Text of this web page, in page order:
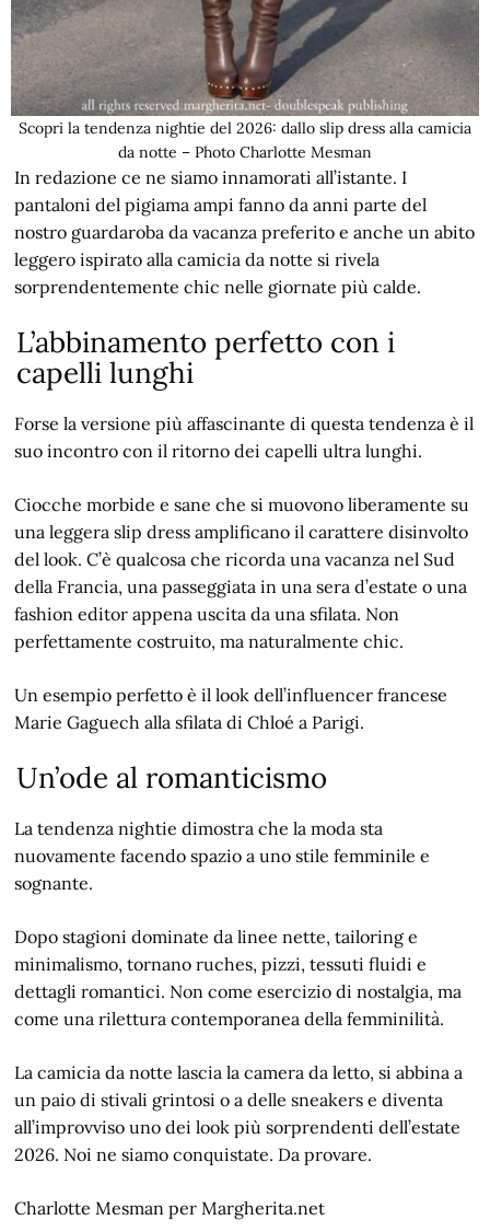
Scopri la tendenza nightie del 2026: dallo slip dress alla camicia
da notte – Photo Charlotte Mesman
In redazione ce ne siamo innamorati all’istante. I
pantaloni del pigiama ampi fanno da anni parte del
nostro guardaroba da vacanza preferito e anche un abito
leggero ispirato alla camicia da notte si rivela
sorprendentemente chic nelle giornate più calde.
L’abbinamento perfetto con i
capelli lunghi
Forse la versione più affascinante di questa tendenza è il
suo incontro con il ritorno dei capelli ultra lunghi.
Ciocche morbide e sane che si muovono liberamente su
una leggera slip dress amplificano il carattere disinvolto
del look. C’è qualcosa che ricorda una vacanza nel Sud
della Francia, una passeggiata in una sera d’estate o una
fashion editor appena uscita da una sfilata. Non
perfettamente costruito, ma naturalmente chic.
Un esempio perfetto è il look dell’influencer francese
Marie Gaguech alla sfilata di Chloé a Parigi.
Un’ode al romanticismo
La tendenza nightie dimostra che la moda sta
nuovamente facendo spazio a uno stile femminile e
sognante.
Dopo stagioni dominate da linee nette, tailoring e
minimalismo, tornano ruches, pizzi, tessuti fluidi e
dettagli romantici. Non come esercizio di nostalgia, ma
come una rilettura contemporanea della femminilità.
La camicia da notte lascia la camera da letto, si abbina a
un paio di stivali grintosi o a delle sneakers e diventa
all’improvviso uno dei look più sorprendenti dell’estate
2026. Noi ne siamo conquistate. Da provare.
Charlotte Mesman per Margherita.net